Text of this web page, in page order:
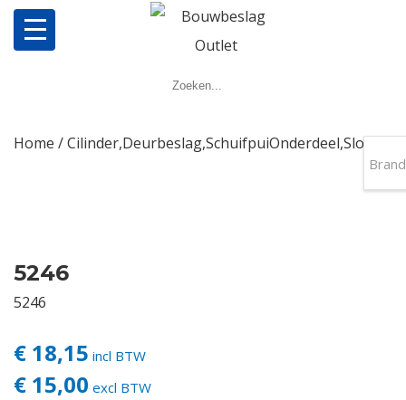
Producten
Veel gestelde vragen
Home /Cilinder,Deurbeslag,SchuifpuiOnderdeel,Slot,/
5246
5246
€ 18,15 incl BTW
€ 15,00 excl BTW